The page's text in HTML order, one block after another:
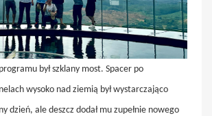
był szklany most. Spacer po
wysoko nad ziemią był wystarczająco
dzień, ale deszcz dodał mu zupełnie nowego